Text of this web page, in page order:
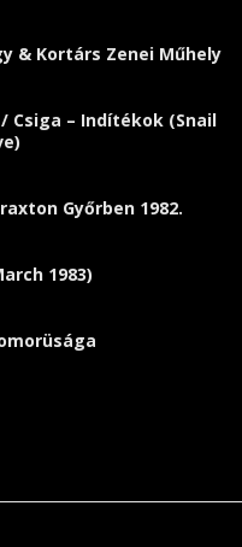
& Kortárs Zenei Műhely
Csiga – Indítékok (Snail
Győrben 1982.
1983)